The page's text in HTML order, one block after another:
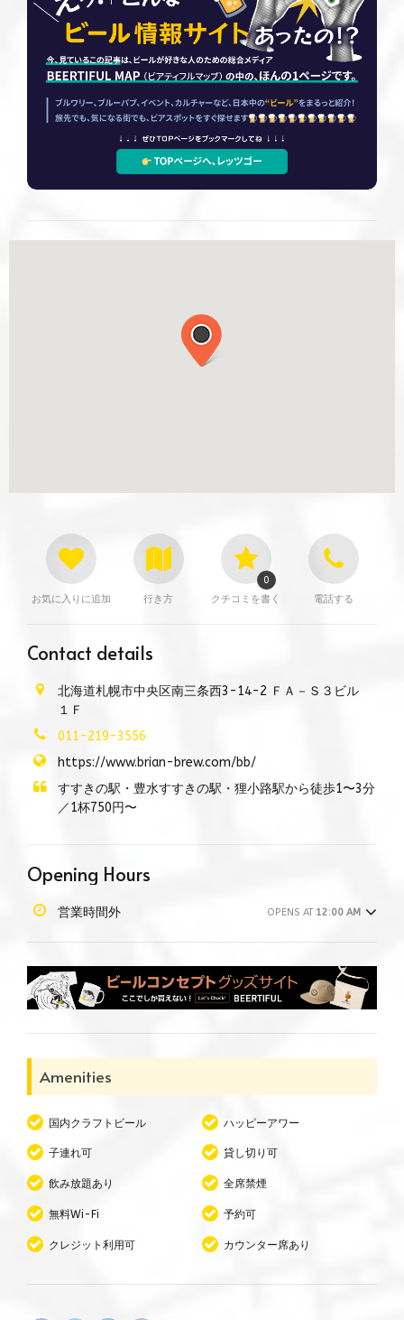
お気に入りに追加 行き方 クチコミを書く
0
電話する
Contact details
北海道札幌市中央区南三条西3-14-2 ＦＡ－Ｓ３ビル
１Ｆ
011-219-3556
https://www.brian-brew.com/bb/
すすきの駅・豊水すすきの駅・狸小路駅から徒歩1〜3分
／1杯750円〜
Opening Hours
営業時間外 OPENS AT 12:00 AM
Amenities
国内クラフトビール ハッピーアワー
子連れ可 貸し切り可
飲み放題あり 全席禁煙
無料Wi-Fi 予約可
クレジット利用可 カウンター席あり